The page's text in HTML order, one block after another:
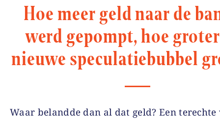
Hoe meer geld naar de
werd gepompt, hoe
nieuwe speculatiebubbel
Waar belandde dan al dat geld? Een terechte